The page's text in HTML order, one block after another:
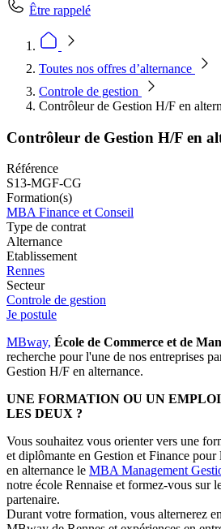
Être rappelé
Toutes nos offres d’alternance
Controle de gestion
Contrôleur de Gestion H/F en
Contrôleur de Gestion H/F en
Référence
S13-MGF-CG
Formation(s)
MBA Finance et Conseil
Type de contrat
Alternance
Etablissement
Rennes
Secteur
Controle de gestion
Je postule
MBway, École de Commerce et de
recherche pour l'une de nos entreprises
Gestion H/F en alternance.
UNE FORMATION OU UN
LES DEUX ?
Vous souhaitez vous orienter vers une
et diplômante en Gestion et Finance pour
en alternance le MBA Management G
notre école Rennaise et formez-vous sur
partenaire.
Durant votre formation, vous alternerez